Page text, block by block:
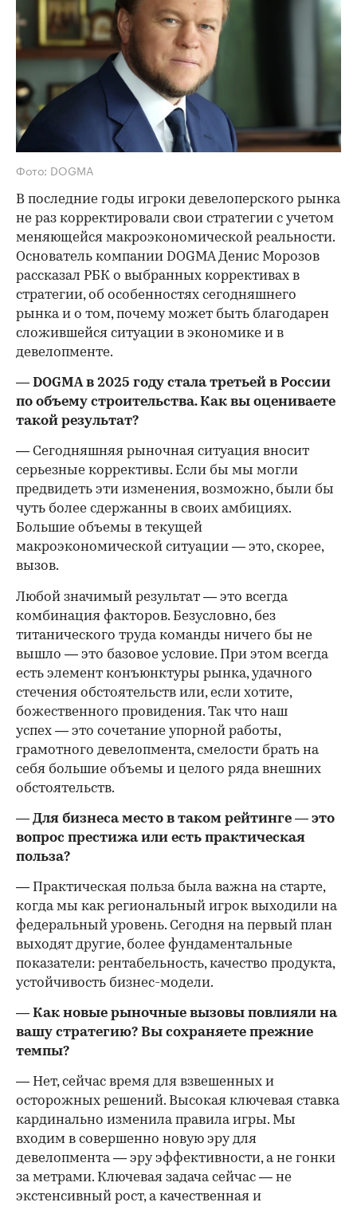
Фото: DOGMA
В последние годы игроки девелоперского рынка
не раз корректировали свои стратегии с учетом
меняющейся макроэкономической реальности.
Основатель компании DOGMA Денис Морозов
рассказал РБК о выбранных коррективах в
стратегии, об особенностях сегодняшнего
рынка и о том, почему может быть благодарен
сложившейся ситуации в экономике и в
девелопменте.
— DOGMA в 2025 году стала третьей в России
по объему строительства. Как вы оцениваете
такой результат?
— Сегодняшняя рыночная ситуация вносит
серьезные коррективы. Если бы мы могли
предвидеть эти изменения, возможно, были бы
чуть более сдержанны в своих амбициях.
Большие объемы в текущей
макроэкономической ситуации — это, скорее,
вызов.
Любой значимый результат — это всегда
комбинация факторов. Безусловно, без
титанического труда команды ничего бы не
вышло — это базовое условие. При этом всегда
есть элемент конъюнктуры рынка, удачного
стечения обстоятельств или, если хотите,
божественного провидения. Так что наш
успех — это сочетание упорной работы,
грамотного девелопмента, смелости брать на
себя большие объемы и целого ряда внешних
обстоятельств.
— Для бизнеса место в таком рейтинге — это
вопрос престижа или есть практическая
польза?
— Практическая польза была важна на старте,
когда мы как региональный игрок выходили на
федеральный уровень. Сегодня на первый план
выходят другие, более фундаментальные
показатели: рентабельность, качество продукта,
устойчивость бизнес-модели.
— Как новые рыночные вызовы повлияли на
вашу стратегию? Вы сохраняете прежние
темпы?
— Нет, сейчас время для взвешенных и
осторожных решений. Высокая ключевая ставка
кардинально изменила правила игры. Мы
входим в совершенно новую эру для
девелопмента — эру эффективности, а не гонки
за метрами. Ключевая задача сейчас — не
экстенсивный рост, а качественная и